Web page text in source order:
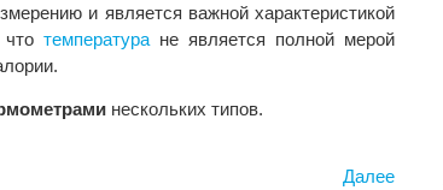
и является важной характеристикой
температуране является полной мерой
нескольких типов.
Далее